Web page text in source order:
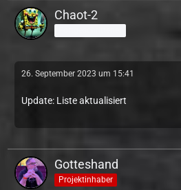
Chaot-2
26. September 2023 um 15:41
Update: Liste aktualisiert
Gotteshand
Projektinhaber